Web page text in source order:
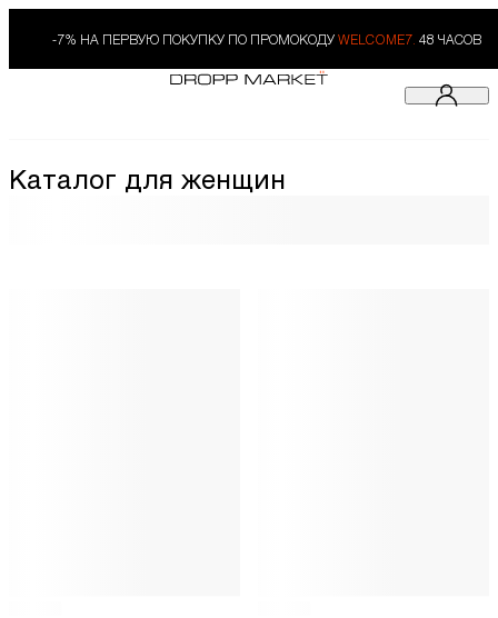
-7% НА ПЕРВУЮ ПОКУПКУ ПО ПРОМОКОДУ WELCOME7. 48 ЧАСОВ
Каталог для женщин